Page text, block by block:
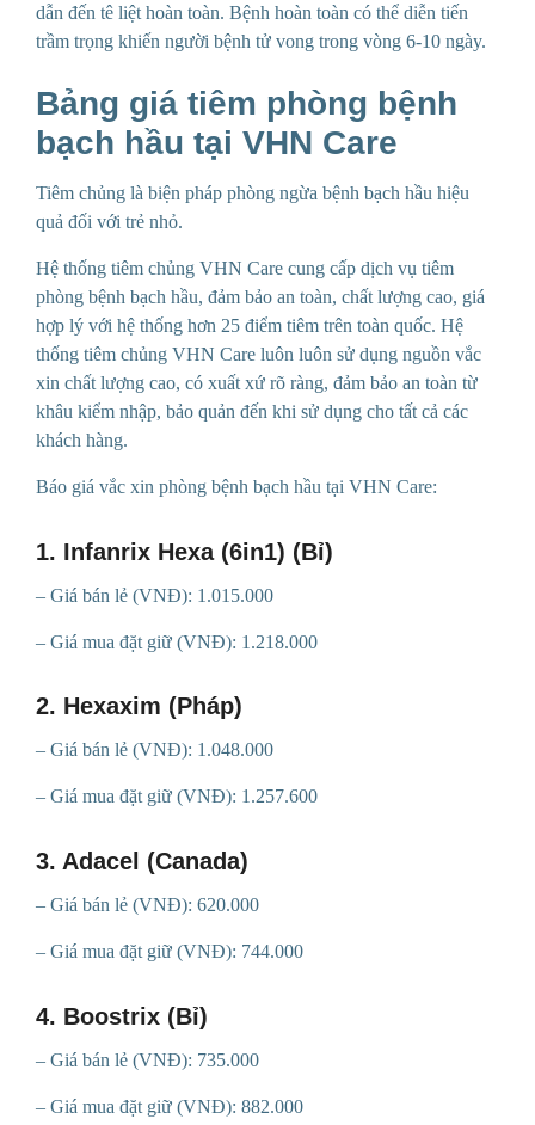
dẫn đến tê liệt hoàn toàn. Bệnh hoàn toàn có thể diễn tiến
trầm trọng khiến người bệnh tử vong trong vòng 6-10 ngày.
Bảng giá tiêm phòng bệnh
bạch hầu tại VHN Care
Tiêm chủng là biện pháp phòng ngừa bệnh bạch hầu hiệu
quả đối với trẻ nhỏ.
Hệ thống tiêm chủng VHN Care cung cấp dịch vụ tiêm
phòng bệnh bạch hầu, đảm bảo an toàn, chất lượng cao, giá
hợp lý với hệ thống hơn 25 điểm tiêm trên toàn quốc. Hệ
thống tiêm chủng VHN Care luôn luôn sử dụng nguồn vắc
xin chất lượng cao, có xuất xứ rõ ràng, đảm bảo an toàn từ
khâu kiểm nhập, bảo quản đến khi sử dụng cho tất cả các
khách hàng.
Báo giá vắc xin phòng bệnh bạch hầu tại VHN Care:
1. Infanrix Hexa (6in1) (Bỉ)
– Giá bán lẻ (VNĐ): 1.015.000
– Giá mua đặt giữ (VNĐ): 1.218.000
2. Hexaxim (Pháp)
– Giá bán lẻ (VNĐ): 1.048.000
– Giá mua đặt giữ (VNĐ): 1.257.600
3. Adacel (Canada)
– Giá bán lẻ (VNĐ): 620.000
– Giá mua đặt giữ (VNĐ): 744.000
4. Boostrix (Bỉ)
– Giá bán lẻ (VNĐ): 735.000
– Giá mua đặt giữ (VNĐ): 882.000